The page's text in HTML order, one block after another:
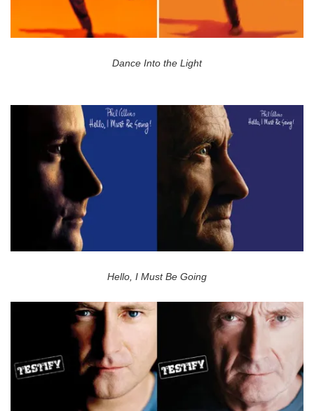
Dance Into the Light
Hello, I Must Be Going